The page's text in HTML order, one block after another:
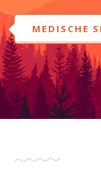
MEDISCHE